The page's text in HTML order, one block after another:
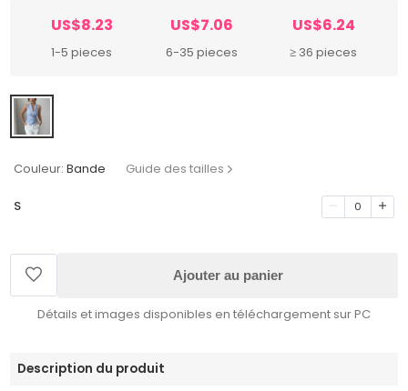
US$8.23
1-5 pieces
US$7.06
6-35 pieces
US$6.24
≥ 36 pieces
Couleur: Bande Guide des tailles
S 0
Ajouter au panier
Détails et images disponibles en téléchargement sur PC
Description du produit